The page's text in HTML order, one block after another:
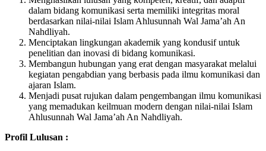
dalam bidang komunikasi serta memiliki integritas moral
berdasarkan nilai-nilai Islam Ahlusunnah Wal Jama’ah An
Nahdliyah.
Menciptakan lingkungan akademik yang kondusif untuk
penelitian dan inovasi di bidang komunikasi.
Membangun hubungan yang erat dengan masyarakat melalui
kegiatan pengabdian yang berbasis pada ilmu komunikasi dan
ajaran Islam.
Menjadi pusat rujukan dalam pengembangan ilmu komunikasi
yang memadukan keilmuan modern dengan nilai-nilai Islam
Ahlusunnah Wal Jama’ah An Nahdliyah.
Profil Lulusan :